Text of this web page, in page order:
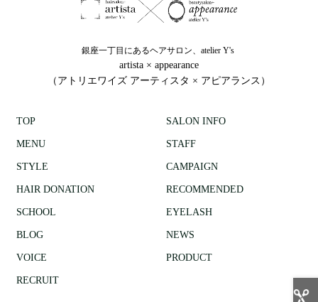
銀座一丁目にあるヘアサロン、atelier Y's
artista × appearance
（アトリエワイズ アーティスタ × アピアランス）
TOP SALON INFO
MENU STAFF
STYLE CAMPAIGN
HAIR DONATION RECOMMENDED
SCHOOL EYELASH
BLOG NEWS
VOICE PRODUCT
RECRUIT